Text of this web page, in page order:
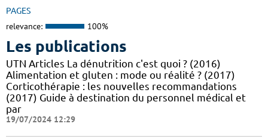
PAGES
relevance: 100%
Les publications
UTN Articles La dénutrition c'est quoi ? (2016)
Alimentation et gluten : mode ou réalité ? (2017)
Corticothérapie : les nouvelles recommandations
(2017) Guide à destination du personnel médical et
par
19/07/2024 12:29